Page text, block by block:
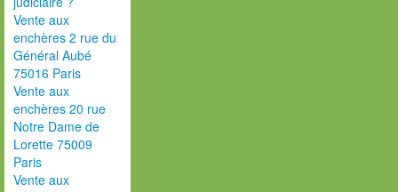
Vente aux
enchères 2 rue du
Général Aubé
75016 Paris
Vente aux
enchères 20 rue
Notre Dame de
Lorette 75009
Paris
Vente aux